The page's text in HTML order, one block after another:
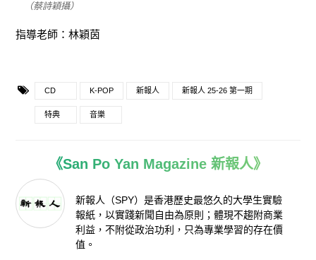
（蔡詩穎攝）
指導老師：林穎茵
CD K-POP 新報人 新報人 25-26 第一期
特典 音樂
《San Po Yan Magazine 新報人》
新報人（SPY）是香港歷史最悠久的大學生實驗
報紙，以實踐新聞自由為原則；體現不趨附商業
利益，不附從政治功利，只為專業學習的存在價
值。